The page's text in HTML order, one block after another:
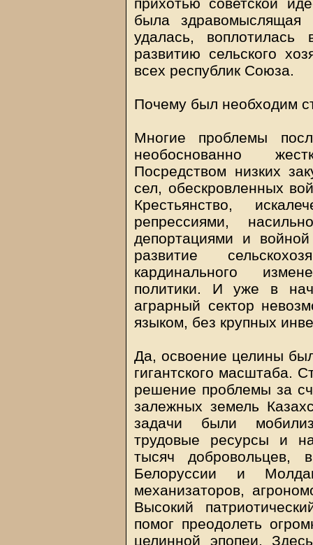
была
удалась,
развитию сельского
всех республик Союза.
Почему был необходим
Многие проблемы
необоснованно
Посредством низких
сел, обескровленных
Крестьянство,
репрессиями,
депортациями и
развитие
кардинального
политики. И уже в
аграрный сектор
языком, без крупных
Да, освоение целины
гигантского масштаба.
решение проблемы за
залежных земель
задачи были
трудовые ресурсы и
тысяч добровольцев,
Белоруссии и
механизаторов,
Высокий
помог преодолеть
целинной эпопеи.